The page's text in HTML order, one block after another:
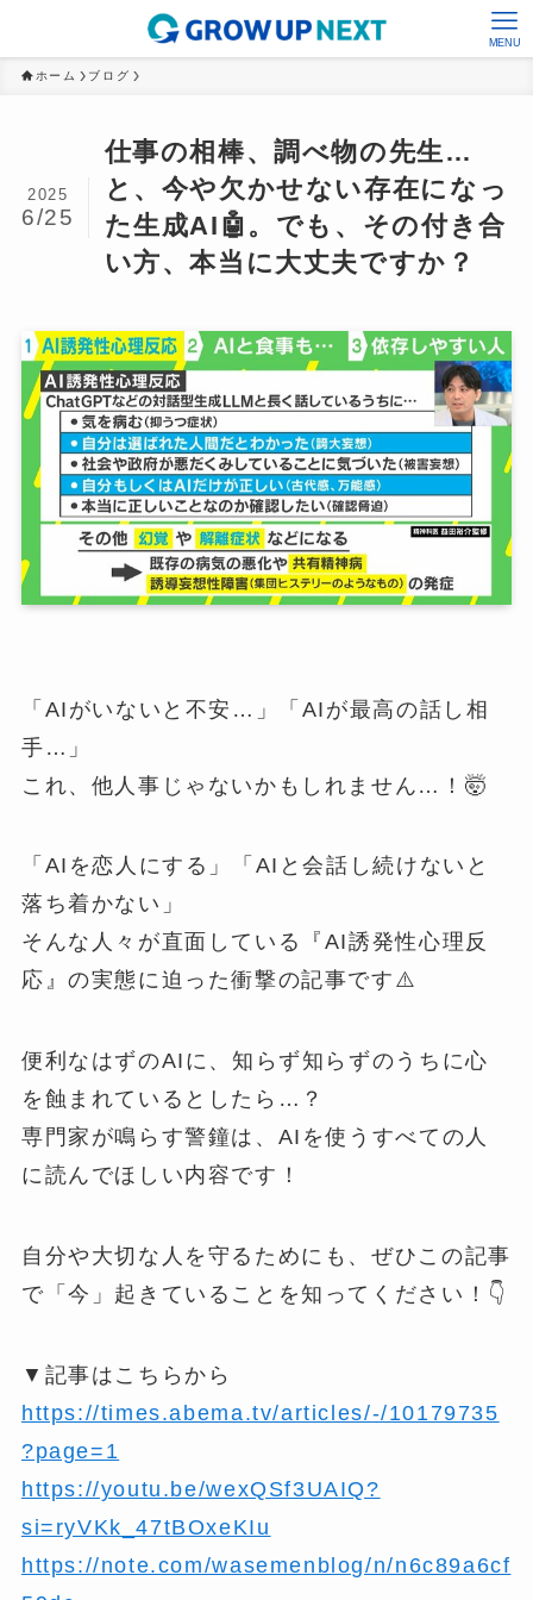
MENU
ホーム ブログ
仕事の相棒、調べ物の先生…
と、今や欠かせない存在になっ
た生成AI🤖。でも、その付き合
い方、本当に大丈夫ですか？
2025
6/25
「AIがいないと不安…」「AIが最高の話し相
手…」
これ、他人事じゃないかもしれません…！🤯
「AIを恋人にする」「AIと会話し続けないと
落ち着かない」
そんな人々が直面している『AI誘発性心理反
応』の実態に迫った衝撃の記事です⚠️
便利なはずのAIに、知らず知らずのうちに心
を蝕まれているとしたら…？
専門家が鳴らす警鐘は、AIを使うすべての人
に読んでほしい内容です！
自分や大切な人を守るためにも、ぜひこの記事
で「今」起きていることを知ってください！👇
▼記事はこちらから
https://times.abema.tv/articles/-/10179735
?page=1
https://youtu.be/wexQSf3UAIQ?
si=ryVKk_47tBOxeKIu
https://note.com/wasemenblog/n/n6c89a6cf